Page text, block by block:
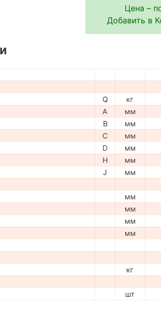
Цена –
Добавить в
Q кг
A мм
B мм
C мм
D мм
H мм
J мм
мм
мм
мм
мм
кг
шт